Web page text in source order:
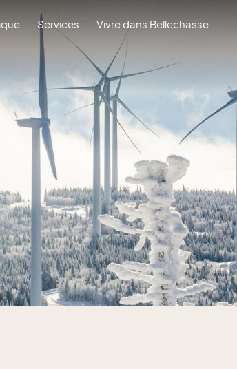
Services Vivre dans Bellechasse